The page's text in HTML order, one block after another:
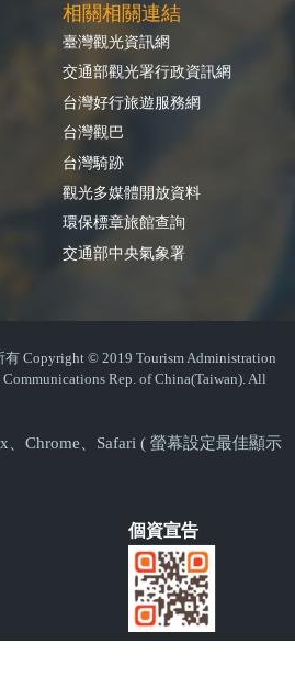
相關相關連結
臺灣觀光資訊網
交通部觀光署行政資訊網
台灣好行旅遊服務網
台灣觀巴
台灣騎跡
觀光多媒體開放資料
環保標章旅館查詢
交通部中央氣象署
Copyright © 2019 Tourism Administration
Rep. of China(Taiwan). All
、Chrome、Safari ( 螢幕設定最佳顯示
個資宣告